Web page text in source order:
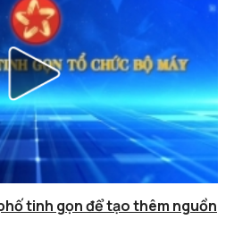
tinh gọn để tạo thêm nguồn